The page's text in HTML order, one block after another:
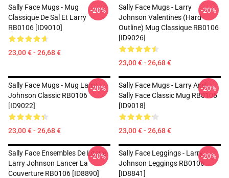
Sally Face Mugs - Mug
Classique De Sal Et Larry
RB0106 [ID9010]
23,00 € - 26,68 €
-20%
Sally Face Mugs - Larry
Johnson Valentines (Hard
Outline) Mug Classique RB0106
[ID9026]
23,00 € - 26,68 €
-20%
Sally Face Mugs - Mug Larry
Johnson Classic RB0106
[ID9022]
23,00 € - 26,68 €
-20%
Sally Face Mugs - Larry And
Sally Face Classic Mug RB0106
[ID9018]
23,00 € - 26,68 €
-20%
Sally Face Ensembles De Literie
Larry Johnson Lancer La
Couverture RB0106 [ID8890]
-20%
Sally Face Leggings - Larry
Johnson Leggings RB0106
[ID8841]
-20%